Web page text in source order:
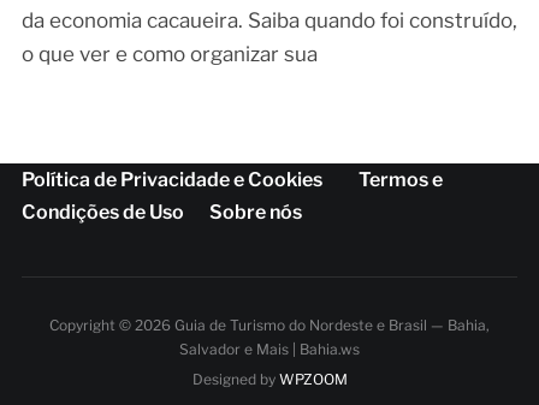
da economia cacaueira. Saiba quando foi construído,
o que ver e como organizar sua
Política de Privacidade e Cookies
Termos e
Condições de Uso
Sobre nós
Copyright © 2026 Guia de Turismo do Nordeste e Brasil — Bahia,
Salvador e Mais | Bahia.ws
Designed by WPZOOM